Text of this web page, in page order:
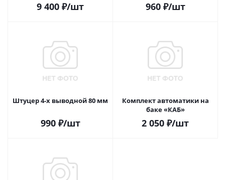
9 400 ₽/шт 960₽/шт
Штуцер 4-х выводной 80 мм
990₽/шт
Комплект автоматики на
баке «КАБ»
2 050 ₽/шт